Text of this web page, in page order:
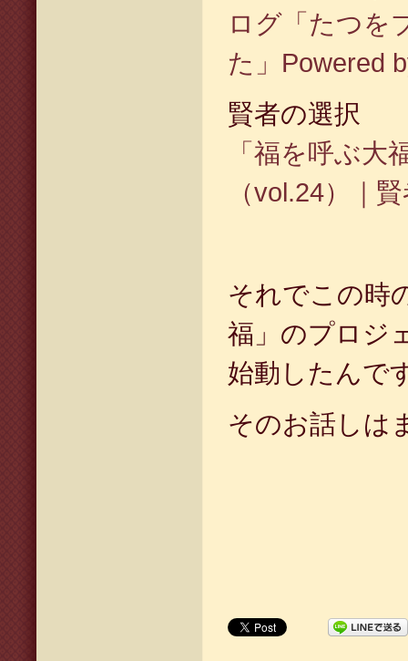
ログ「たつを
た」Powered
賢者の選択
「福を呼ぶ大
（vol.24）｜
それでこの時
福」のプロジ
始動したんで
そのお話しは